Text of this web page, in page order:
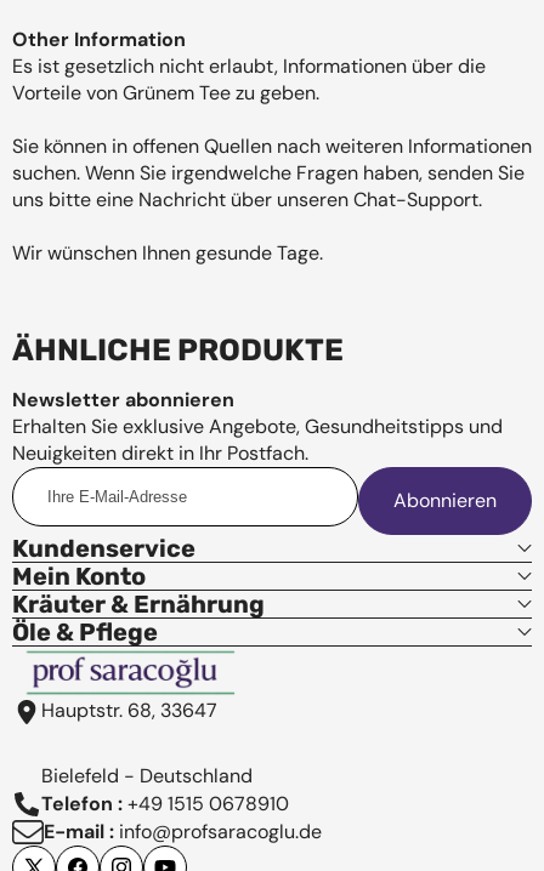
Other Information
Es ist gesetzlich nicht erlaubt, Informationen über die
Vorteile von Grünem Tee zu geben.
Sie können in offenen Quellen nach weiteren Informationen
suchen. Wenn Sie irgendwelche Fragen haben, senden Sie
uns bitte eine Nachricht über unseren Chat-Support.
Wir wünschen Ihnen gesunde Tage.
ÄHNLICHE PRODUKTE
Newsletter abonnieren
Erhalten Sie exklusive Angebote, Gesundheitstipps und
Neuigkeiten direkt in Ihr Postfach.
Ihre
E-
Mail-
Adresse
Abonnieren
Kundenservice
Mein Konto
Kräuter & Ernährung
Öle & Pflege
Hauptstr. 68, 33647
Bielefeld - Deutschland
Telefon :+49 1515 0678910
E-mail : info@profsaracoglu.de